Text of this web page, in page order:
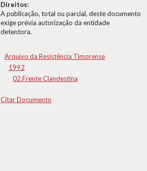
Direitos:
A publicação, total ou parcial, deste documento
exige prévia autorização da entidade
detentora.
Arquivo da Resistência Timorense
1992
02.Frente Clandestina
Citar Documento